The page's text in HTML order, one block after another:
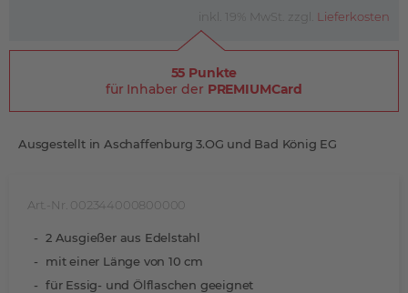
Art.-Nr. 002344000800000
2 Ausgießer aus Edelstahl
mit einer Länge von 10 cm
für Essig- und Ölflaschen geeignet
inkl. 19% MwSt. zzgl. Lieferkosten
55 Punkte
für Inhaber der PREMIUMCard
Ausgestellt in Aschaffenburg 3.OG und Bad König EG